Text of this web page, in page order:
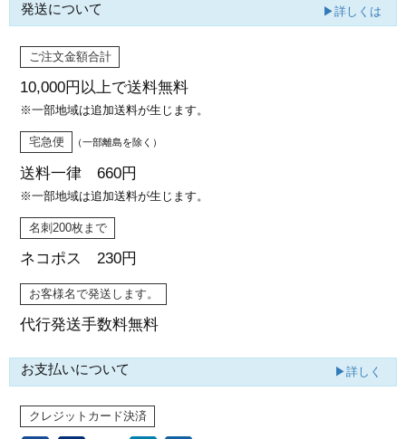
発送について ▶詳しくは
ご注文金額合計
10,000円以上で送料無料
※一部地域は追加送料が生じます。
宅急便 （一部離島を除く）
送料一律 660円
※一部地域は追加送料が生じます。
名刺200枚まで
ネコポス 230円
お客様名で発送します。
代行発送手数料無料
お支払いについて ▶詳しく
クレジットカード決済